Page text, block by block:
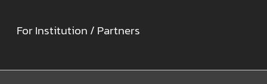
For Institution / Partners